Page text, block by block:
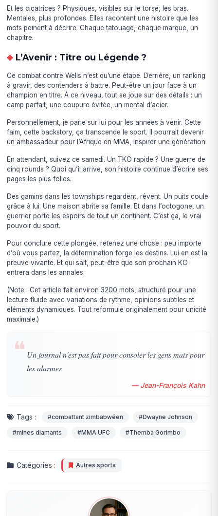
Et les cicatrices ? Physiques, visibles sur le torse, les bras.
Mentales, plus profondes. Elles racontent une histoire que les
mots peinent à décrire. Chaque tatouage, chaque marque, un
chapitre.
L’Avenir : Titre ou Légende ?
Ce combat contre Wells n’est qu’une étape. Derrière, un ranking
à gravir, des contenders à battre. Peut-être un jour face à un
champion en titre. À ce niveau, tout se joue sur des détails : un
camp parfait, une coupure évitée, un mental d’acier.
Personnellement, je parie sur lui pour les années à venir. Cette
faim, cette backstory, ça transcende le sport. Il pourrait devenir
un ambassadeur pour l’Afrique en MMA, inspirer une génération.
En attendant, suivez ce samedi. Un TKO rapide ? Une guerre de
cinq rounds ? Quoi qu’il arrive, son histoire continue d’écrire ses
pages les plus folles.
Des gamins dans les townships regardent, rêvent. Un puits coule
grâce à lui. Une maison abrite sa famille. Et dans l’octogone, un
guerrier porte les espoirs de tout un continent. C’est ça, le vrai
pouvoir du sport.
Pour conclure cette plongée, retenez une chose : peu importe
d’où vous partez, la détermination forge les destins. Lui en est la
preuve vivante. Et qui sait, peut-être que son prochain KO
entrera dans les annales.
(Note : Cet article fait environ 3200 mots, structuré pour une
lecture fluide avec variations de rythme, opinions subtiles et
éléments dynamiques. Tout reformulé originalement pour unicité
maximale.)
❝ Un journal n'est pas fait pour consoler les gens mais pour
les alarmer.
— Jean-François Kahn
Tags : #combattant zimbabwéen #Dwayne Johnson
#mines diamants #MMA UFC #Themba Gorimbo
Catégories : Autres sports